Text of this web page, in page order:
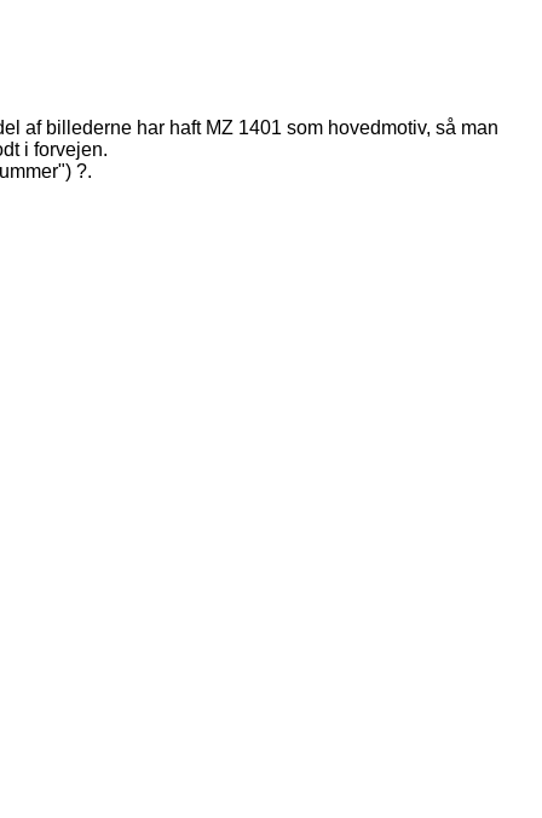
af billederne har haft MZ 1401 som hovedmotiv, så man
i forvejen.
?.